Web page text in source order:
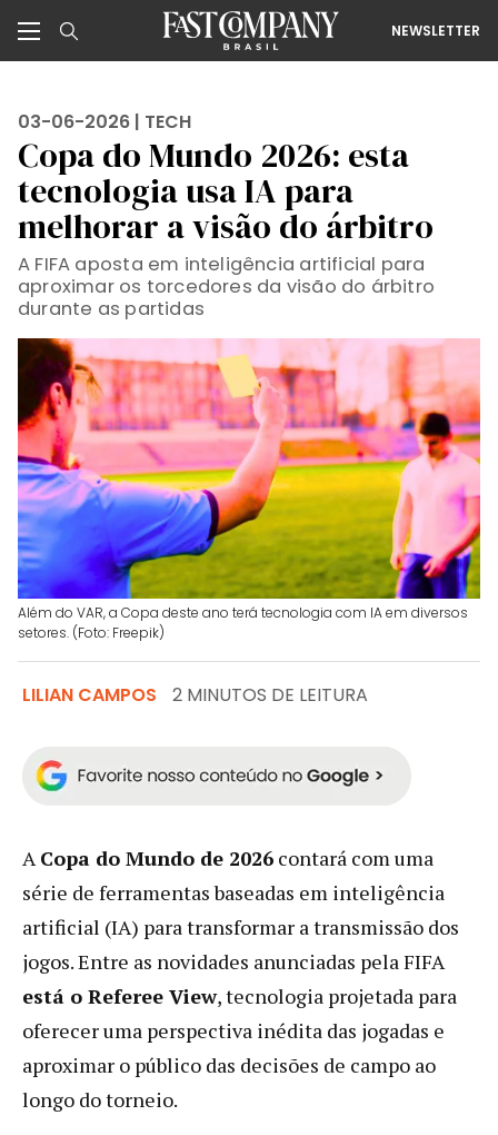
NEWSLETTER
03-06-2026 | TECH
Copa do Mundo 2026: esta
tecnologia usa IA para
melhorar a visão do árbitro
A FIFA aposta em inteligência artificial para
aproximar os torcedores da visão do árbitro
durante as partidas
Além do VAR, a Copa deste ano terá tecnologia com IA em diversos
setores. (Foto: Freepik)
LILIAN CAMPOS 2 MINUTOS DE LEITURA
ACopa do Mundo de 2026 contará com uma
série de ferramentas baseadas em inteligência
artificial (IA) para transformar a transmissão dos
jogos. Entre as novidades anunciadas pela FIFA
está o Referee View, tecnologia projetada para
oferecer uma perspectiva inédita das jogadas e
aproximar o público das decisões de campo ao
longo do torneio.